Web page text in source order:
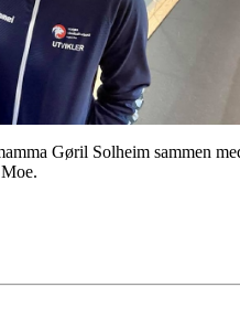
Gøril Solheim sammen